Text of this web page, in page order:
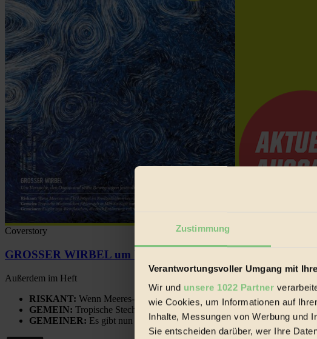
Zustimmung
Verantwortungsvoller Umgang mit
Wir und unsere 1022 Partner
wie Cookies, um Informationen auf
Inhalte, Messungen von Werbung und
Sie entscheiden darüber, wer Ihre
Coverstory
GROSSER WIRBEL um Versuche, den Ozean und seine
Außerdem im Heft
RISKANT: Wenn Meeres- und Wildvögel im Freilandhühnerbetrieb
GEMEIN: Tropische Stechmücken fühlen sich in Mitteleuropa inziwschen
GEMEINER: Es gibt nun Weinflaschen, die nach Entleerung voll